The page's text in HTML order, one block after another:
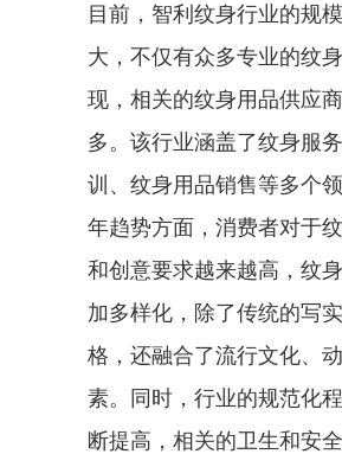
目前，智利纹身行业的规
大，不仅有众多专业的纹
现，相关的纹身用品供应
多。该行业涵盖了纹身服
训、纹身用品销售等多个
年趋势方面，消费者对于
和创意要求越来越高，纹
加多样化，除了传统的写
格，还融合了流行文化、
素。同时，行业的规范化
断提高，相关的卫生和安